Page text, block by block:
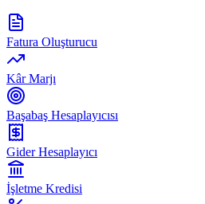
Fatura Oluşturucu
Kâr Marjı
Başabaş Hesaplayıcısı
Gider Hesaplayıcı
İşletme Kredisi